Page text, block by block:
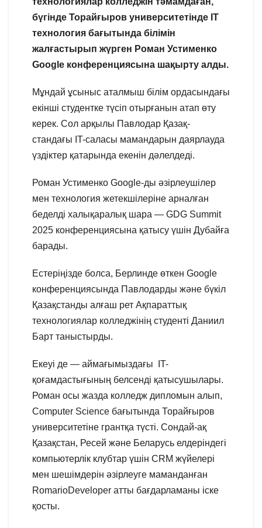
бүгінде Торайғыров университетінде ІТ
технология бағытында білімін
жалғастырып жүрген Роман Устименко
Google конференциясына шақырту алды.
Мұндай ұсыныс аталмыш білім ордасындағы
екінші студентке түсіп отырғанын атап өту
керек. Сол арқылы Павлодар Қазақ-
стандағы IT-саласы мамандарын даярлауда
үздіктер қатарында екенін дәлелдеді.
Роман Устименко Google-ды әзірлеушілер
мен технология жетекшілеріне арналған
беделді халықаралық шара — GDG Summit
2025 конференциясына қатысу үшін Дубайға
барады.
Естеріңізде болса, Берлинде өткен Google
конференциясында Павлодарды және бүкіл
Қазақстанды алғаш рет Ақпараттық
технологиялар колледжінің студенті Даниил
Барт таныстырды.
Екеуі де — аймағымыздағы IT-
қоғамдастығының белсенді қатысушылары.
Роман осы жазда колледж дипломын алып,
Computer Science бағытында Торайғыров
университетіне грантқа түсті. Сондай-ақ
Қазақстан, Ресей және Беларусь елдеріндегі
компьютерлік клубтар үшін CRM жүйелері
мен шешімдерін әзірлеуге маманданған
RomarioDeveloper атты бағдарламаны іске
қосты.